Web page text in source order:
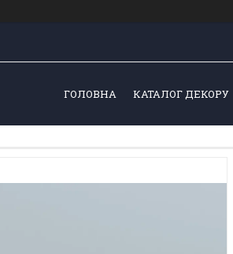
ГОЛОВНА КАТАЛОГ ДЕКОРУ